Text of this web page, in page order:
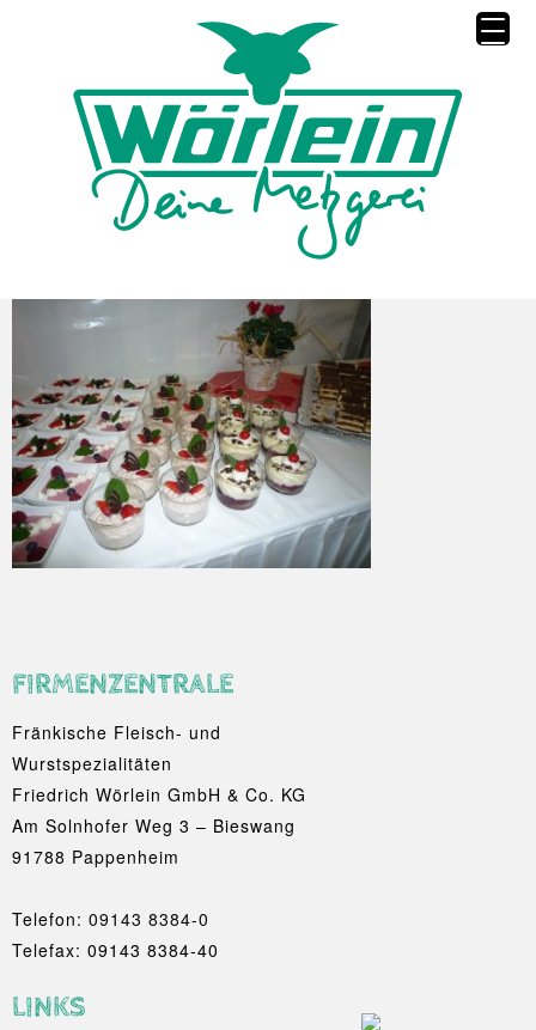
FIRMENZENTRALE
Fränkische Fleisch- und
Wurstspezialitäten
Friedrich Wörlein GmbH & Co. KG
Am Solnhofer Weg 3 – Bieswang
91788 Pappenheim
Telefon: 09143 8384-0
Telefax: 09143 8384-40
LINKS